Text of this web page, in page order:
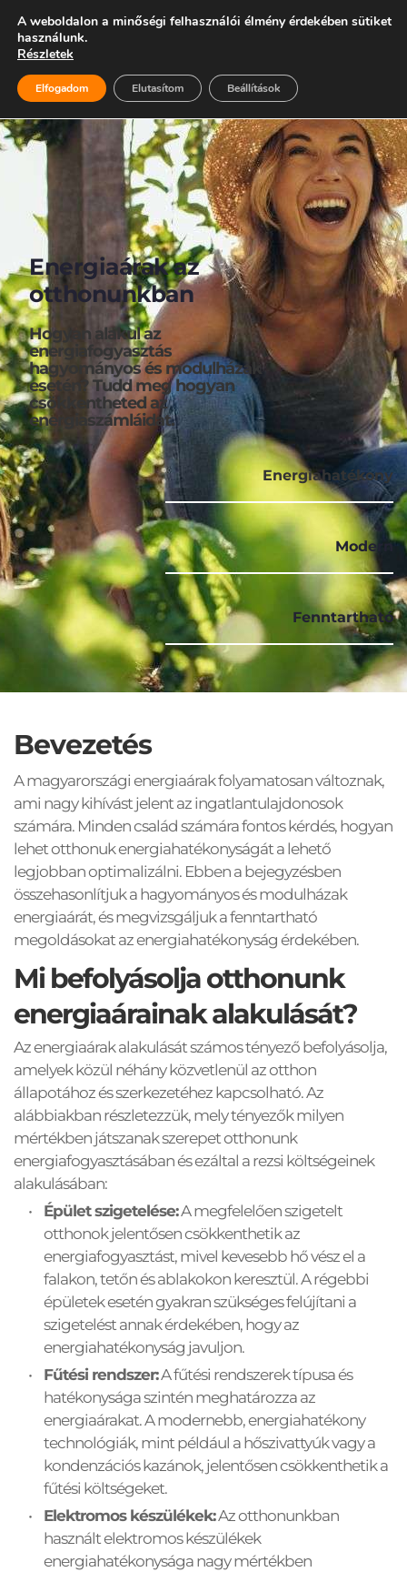
06 28 999 400
Energiaárak az
otthonunkban
Hogyan alakul az
energiafogyasztás
hagyományos és modulházak
esetén? Tudd meg hogyan
csökkentheted az
energiaszámláidat.
Energiahatékony
Modern
Fenntartható
Bevezetés
A magyarországi energiaárak folyamatosan változnak,
ami nagy kihívást jelent az ingatlantulajdonosok
számára. Minden család számára fontos kérdés, hogyan
lehet otthonuk energiahatékonyságát a lehető
legjobban optimalizálni. Ebben a bejegyzésben
összehasonlítjuk a hagyományos és modulházak
energiaárát, és megvizsgáljuk a fenntartható
megoldásokat az energiahatékonyság érdekében.
Mi befolyásolja otthonunk
energiaárainak alakulását?
Az energiaárak alakulását számos tényező befolyásolja,
amelyek közül néhány közvetlenül az otthon
állapotához és szerkezetéhez kapcsolható. Az
alábbiakban részletezzük, mely tényezők milyen
mértékben játszanak szerepet otthonunk
energiafogyasztásában és ezáltal a rezsi költségeinek
alakulásában:
Épület szigetelése: A megfelelően szigetelt
otthonok jelentősen csökkenthetik az
energiafogyasztást, mivel kevesebb hő vész el a
falakon, tetőn és ablakokon keresztül. A régebbi
épületek esetén gyakran szükséges felújítani a
szigetelést annak érdekében, hogy az
energiahatékonyság javuljon.
Fűtési rendszer: A fűtési rendszerek típusa és
hatékonysága szintén meghatározza az
energiaárakat. A modernebb, energiahatékony
technológiák, mint például a hőszivattyúk vagy a
kondenzációs kazánok, jelentősen csökkenthetik a
fűtési költségeket.
Elektromos készülékek: Az otthonunkban
használt elektromos készülékek
energiahatékonysága nagy mértékben
A weboldalon a minőségi felhasználói élmény érdekében sütiket
használunk.
Részletek
Elfogadom Elutasítom Beállítások